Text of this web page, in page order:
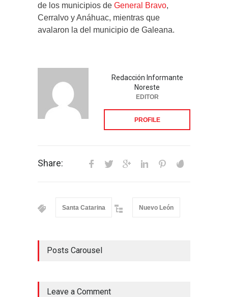
de los municipios de General Bravo,
Cerralvo y Anáhuac, mientras que
avalaron la del municipio de Galeana.
Redacción Informante
Noreste
EDITOR
PROFILE
Share:
Santa Catarina Nuevo León
Posts Carousel
Leave a Comment